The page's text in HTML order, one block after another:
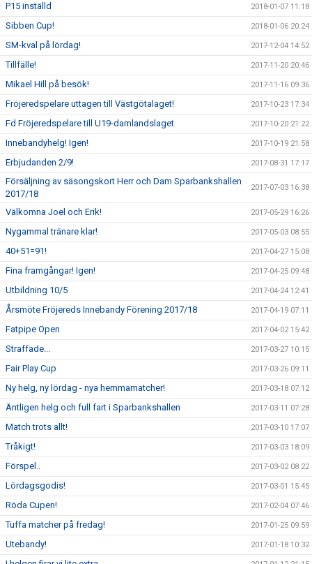
P15 inställd 2018-01-07 11:18
Sibben Cup! 2018-01-06 20:24
SM-kval på lördag! 2017-12-04 14:52
Tillfälle! 2017-11-20 20:46
Mikael Hill på besök! 2017-11-16 09:36
Fröjeredspelare uttagen till Västgötalaget! 2017-10-23 17:34
Fd Fröjeredspelare till U19-damlandslaget 2017-10-20 21:22
Innebandyhelg! Igen! 2017-10-19 21:58
Erbjudanden 2/9! 2017-08-31 17:17
Försäljning av säsongskort Herr och Dam Sparbankshallen
2017/18
2017-07-03 16:38
Välkomna Joel och Erik! 2017-05-29 16:26
Nygammal tränare klar! 2017-05-03 08:55
40+51=91! 2017-04-27 15:08
Fina framgångar! Igen! 2017-04-25 09:48
Utbildning 10/5 2017-04-24 12:41
Årsmöte Fröjereds Innebandy Förening 2017/18 2017-04-19 07:11
Fatpipe Open 2017-04-02 15:42
Straffade... 2017-03-27 10:15
Fair Play Cup 2017-03-26 09:11
Ny helg, ny lördag - nya hemmamatcher! 2017-03-18 07:12
Äntligen helg och full fart i Sparbankshallen 2017-03-11 07:28
Match trots allt! 2017-03-10 17:07
Tråkigt! 2017-03-03 18:09
Förspel.. 2017-03-02 08:22
Lördagsgodis! 2017-03-01 15:45
Röda Cupen! 2017-02-04 07:46
Tuffa matcher på fredag! 2017-01-25 09:59
Utebandy! 2017-01-18 10:32